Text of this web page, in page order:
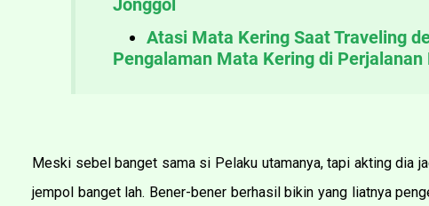
Jonggol
Atasi Mata Kering Saat Traveling
Pengalaman Mata Kering di Perjalanan
Meski sebel banget sama si Pelaku utamanya, tapi akting dia
jempol banget lah. Bener-bener berhasil bikin yang liatnya